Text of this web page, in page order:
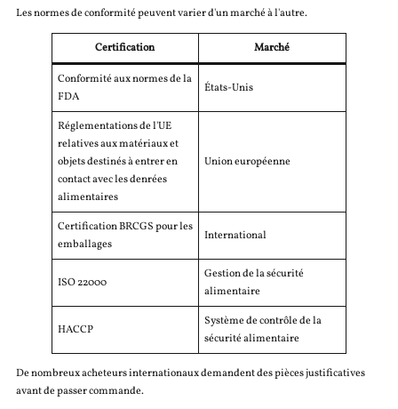
Les normes de conformité peuvent varier d'un marché à l'autre.
Certification Marché
Conformité aux normes de la
FDA
États-Unis
Réglementations de l'UE
relatives aux matériaux et
objets destinés à entrer en
contact avec les denrées
alimentaires
Union européenne
Certification BRCGS pour les
emballages
International
ISO 22000
Gestion de la sécurité
alimentaire
HACCP
Système de contrôle de la
sécurité alimentaire
De nombreux acheteurs internationaux demandent des pièces justificatives
avant de passer commande.